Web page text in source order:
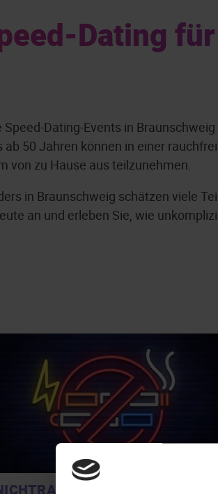
Dating
Speed-Dating-Events in
ab 50 Jahren können in einer
von zu Hause aus teilzunehmen.
in Braunschweig schätzen viele
an und erleben Sie, wie